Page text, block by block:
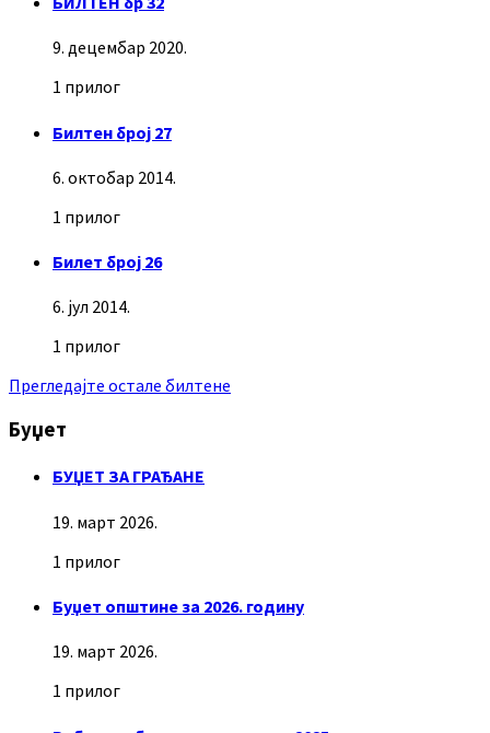
9. децембар 2020.
1 прилог
Билтен број 27
6. октобар 2014.
1 прилог
Билет број 26
6. јул 2014.
1 прилог
Прегледајте остале билтене
Буџет
БУЏЕТ ЗА ГРАЂАНЕ
19. март 2026.
1 прилог
Буџет општине за 2026. годину
19. март 2026.
1 прилог